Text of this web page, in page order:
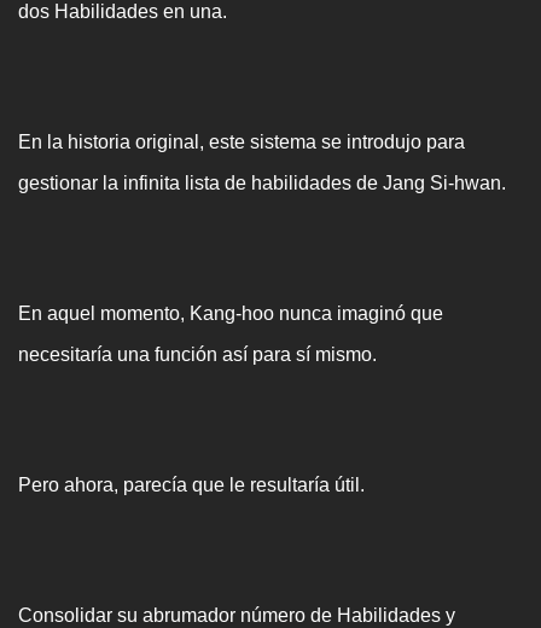
dos Habilidades en una.
En la historia original, este sistema se introdujo para
gestionar la infinita lista de habilidades de Jang Si-hwan.
En aquel momento, Kang-hoo nunca imaginó que
necesitaría una función así para sí mismo.
Pero ahora, parecía que le resultaría útil.
Consolidar su abrumador número de Habilidades y